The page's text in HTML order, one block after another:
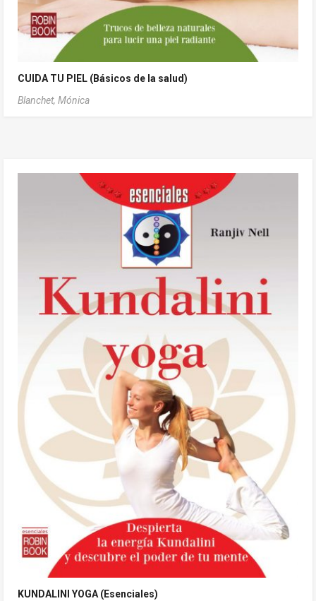
CUIDA TU PIEL (Básicos de la salud)
Blanchet, Mónica
KUNDALINI YOGA (Esenciales)